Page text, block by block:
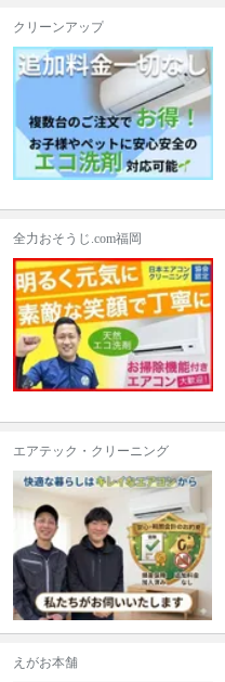
クリーンアップ
全力おそうじ.com福岡
エアテック・クリーニング
えがお本舗